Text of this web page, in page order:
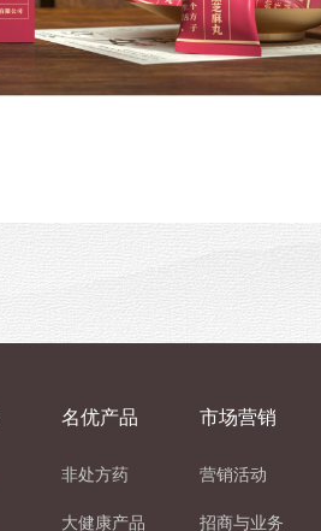
名优产品
非处方药
大健康产品
市场营销
营销活动
招商与业务